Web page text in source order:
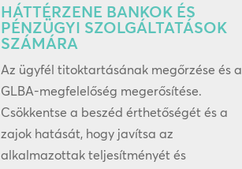
HÁTTÉRZENE BANKOK ÉS
PÉNZÜGYI SZOLGÁLTATÁSOK
SZÁMÁRA
Az ügyfél titoktartásának megőrzése és a
GLBA-megfelelőség megerősítése.
Csökkentse a beszéd érthetőségét és a
zajok hatását, hogy javítsa az
alkalmazottak teljesítményét és